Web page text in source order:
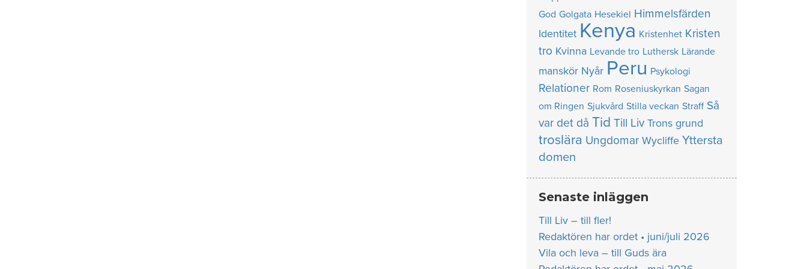
God Golgata Hesekiel Himmelsfärden
Identitet Kenya Kristenhet Kristen
tro Kvinna Levande tro Luthersk Lärande
manskör Nyår Peru Psykologi
Relationer Rom Roseniuskyrkan Sagan
om Ringen Sjukvård Stilla veckan Straff Så
var det då Tid Till Liv Trons grund
troslära Ungdomar Wycliffe Yttersta
domen
Senaste inläggen
Till Liv – till fler!
Redaktören har ordet • juni/juli 2026
Vila och leva – till Guds ära